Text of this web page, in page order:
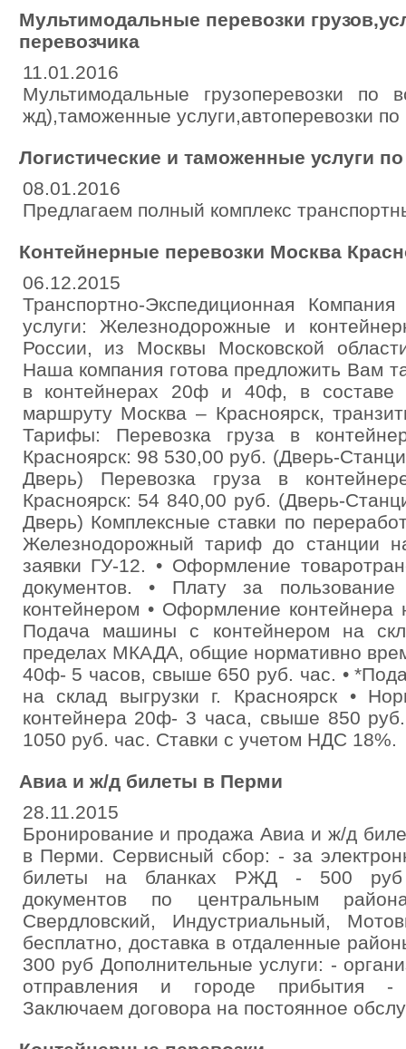
Мультимодальные перевозки
перевозчика
11.01.2016
Мультимодальные грузоперевозки по
жд),таможенные услуги,автоперевозки по
Логистические и таможенные услуги
08.01.2016
Предлагаем полный комплекс
Контейнерные перевозки Москва
06.12.2015
Транспортно-Экспедиционная
услуги: Железнодорожные и
России, из Москвы Московской
Наша компания готова предложить Вам
в контейнерах 20ф и 40ф, в составе
маршруту Москва – Красноярск,
Тарифы: Перевозка груза в
Красноярск: 98 530,00 руб. (Дверь-
Дверь) Перевозка груза в
Красноярск: 54 840,00 руб. (Дверь-
Дверь) Комплексные ставки по
Железнодорожный тариф до станции
заявки ГУ-12. • Оформление
документов. • Плату за
контейнером • Оформление контейнера
Подача машины с контейнером на
пределах МКАДА, общие нормативно
40ф- 5 часов, свыше 650 руб. час. •
на склад выгрузки г. Красноярск •
контейнера 20ф- 3 часа, свыше 850
1050 руб. час. Ставки с учетом НДС 18%.
Авиа и ж/д билеты в Перми
28.11.2015
Бронирование и продажа Авиа и ж/д
в Перми. Сервисный сбор: - за
билеты на бланках РЖД - 500 руб
документов по центральным
Свердловский, Индустриальный,
бесплатно, доставка в отдаленные
300 руб Дополнительные услуги: -
отправления и городе прибытия -
Заключаем договора на постоянное